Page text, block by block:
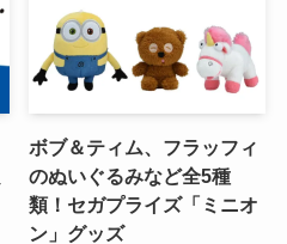
ボブ＆ティム、フラッフィ
のぬいぐるみなど全5種
類！セガプライズ「ミニオ
ン」グッズ